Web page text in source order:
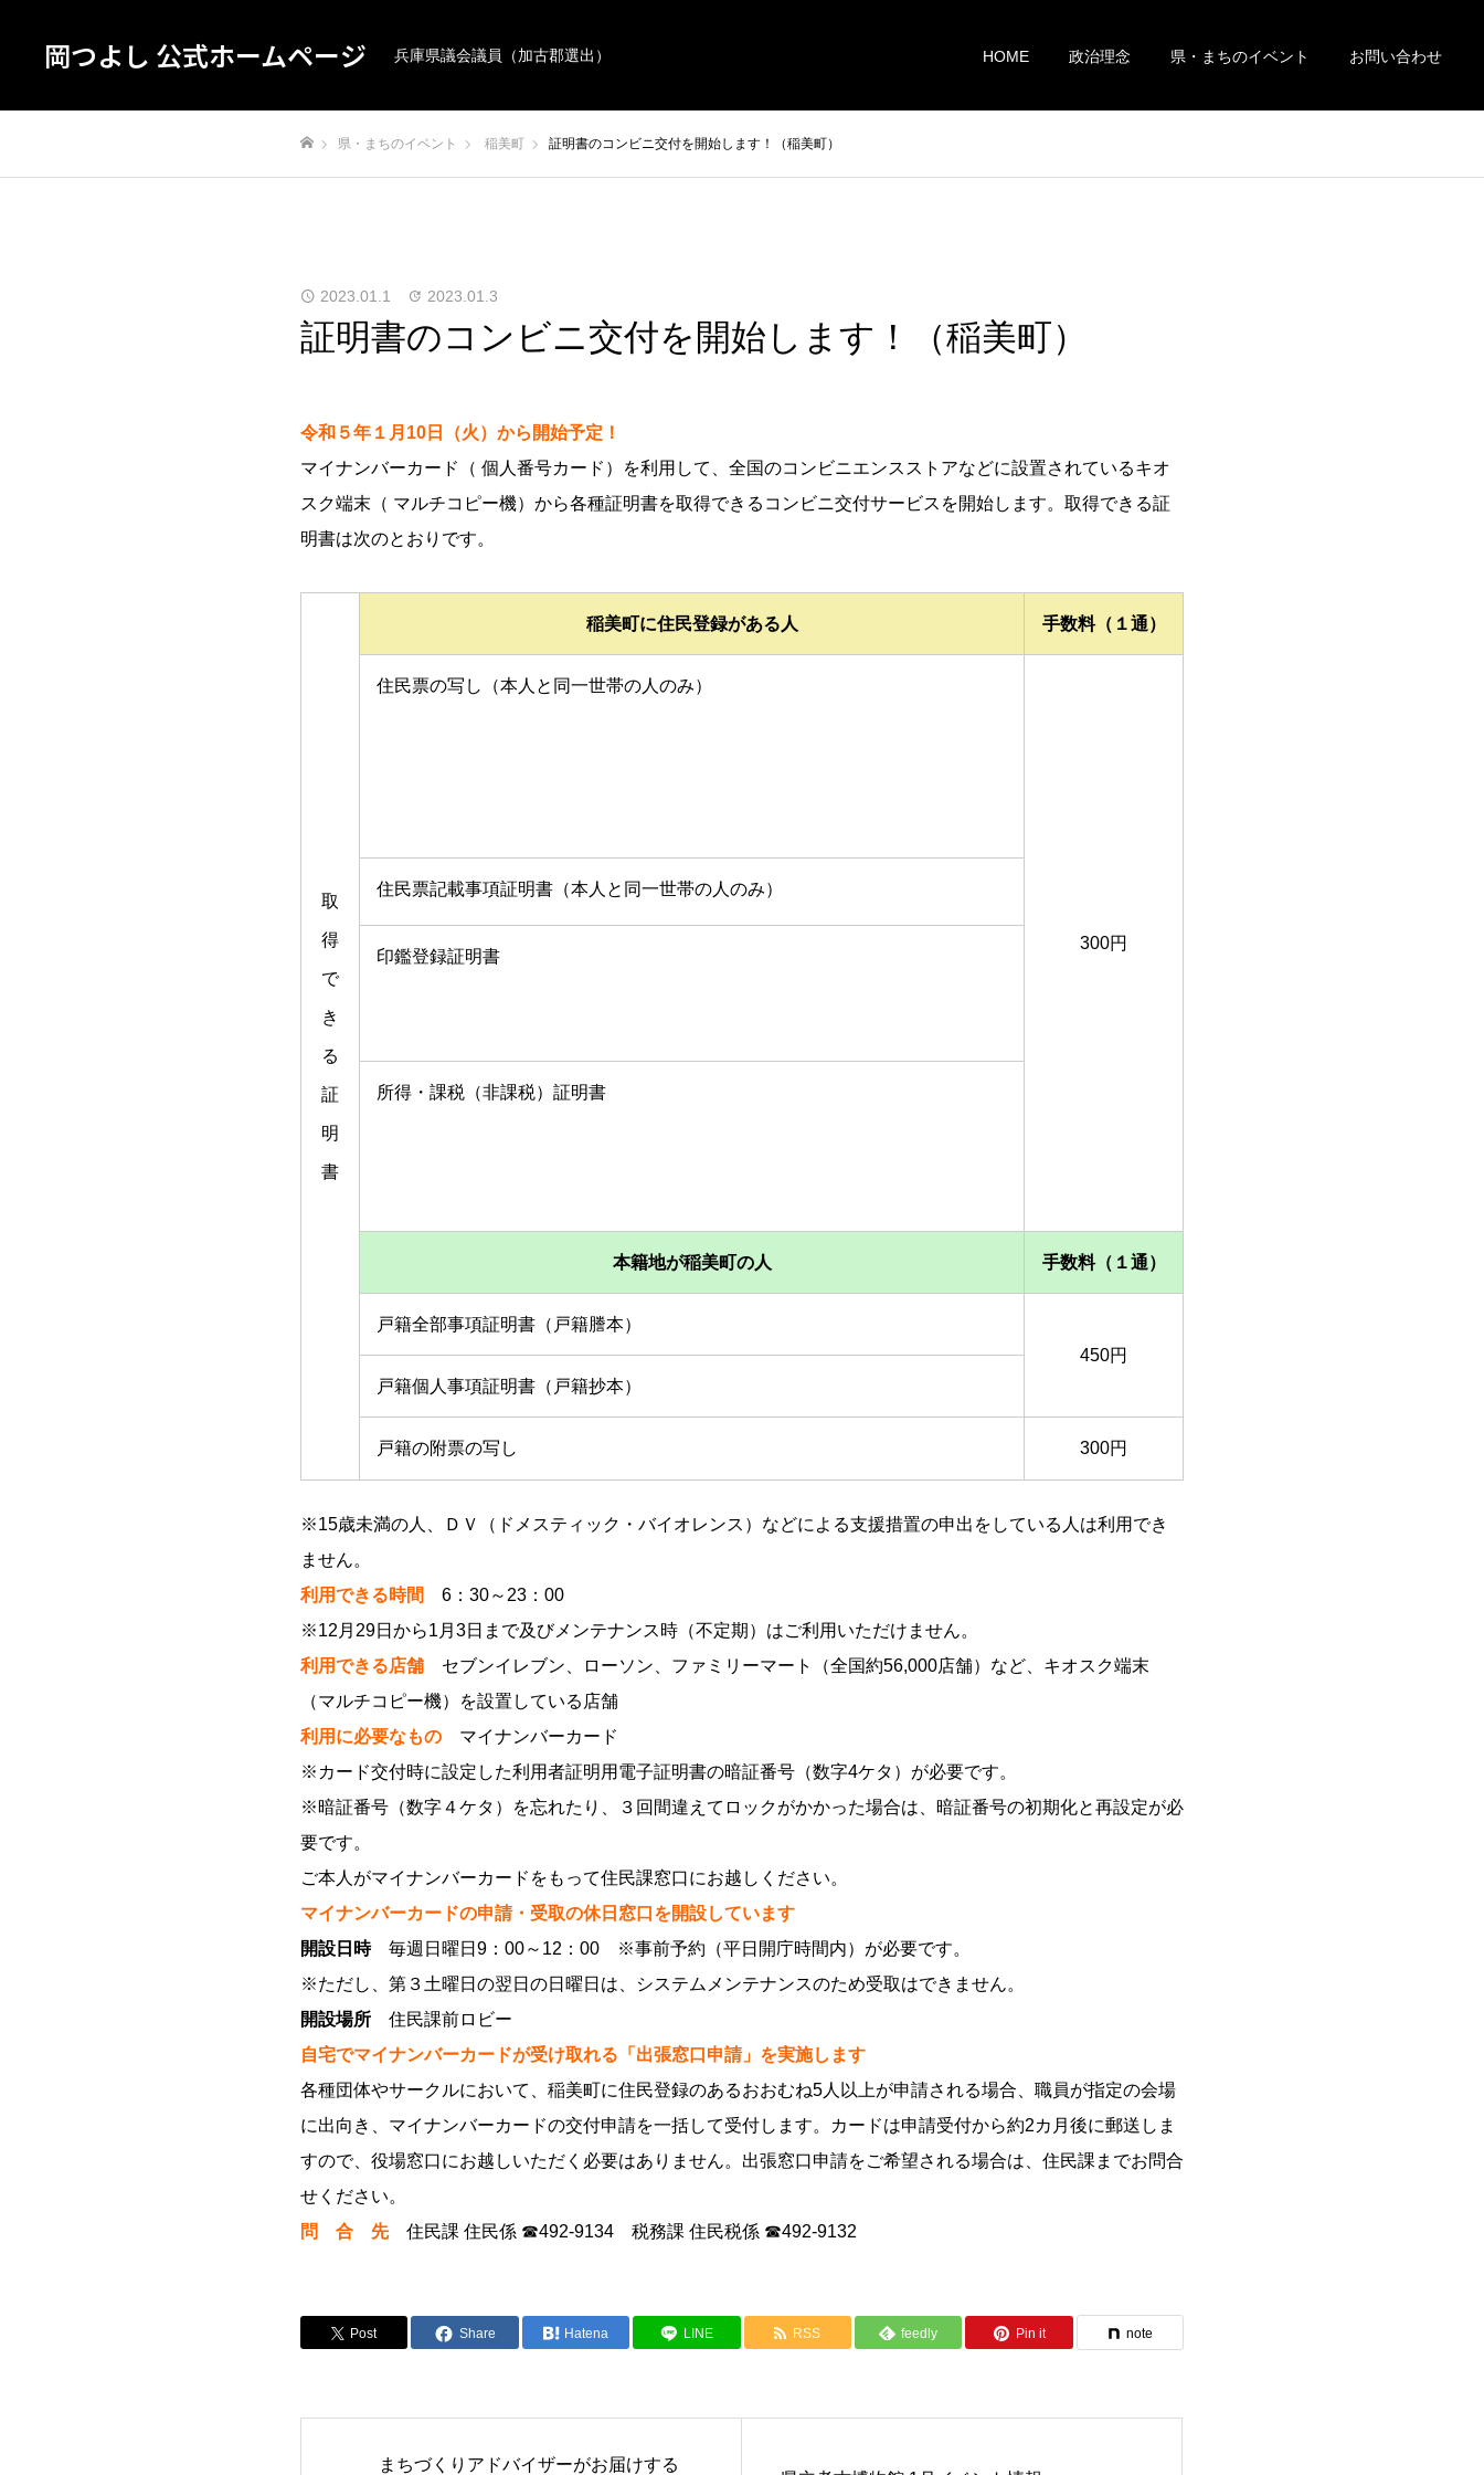
岡つよし 公式ホームページ 兵庫県議会議員（加古郡選出） HOME 政治理念 県・まちのイベント お問い合わせ
県・まちのイベント 稲美町 証明書のコンビニ交付を開始します！（稲美町）
2023.01.1 2023.01.3
証明書のコンビニ交付を開始します！（稲美町）
令和５年１月10日（火）から開始予定！
マイナンバーカード（ 個人番号カード）を利用して、全国のコンビニエンスストアなどに設置されているキオ
スク端末（ マルチコピー機）から各種証明書を取得できるコンビニ交付サービスを開始します。取得できる証
明書は次のとおりです。
取
得
で
き
る
証
明
書
稲美町に住民登録がある人 手数料（１通）
住民票の写し（本人と同一世帯の人のみ）
300円
住民票記載事項証明書（本人と同一世帯の人のみ）
印鑑登録証明書
所得・課税（非課税）証明書
本籍地が稲美町の人 手数料（１通）
戸籍全部事項証明書（戸籍謄本）
450円
戸籍個人事項証明書（戸籍抄本）
戸籍の附票の写し 300円
※15歳未満の人、ＤＶ（ドメスティック・バイオレンス）などによる支援措置の申出をしている人は利用でき
ません。
利用できる時間
6：30～23：00
※12月29日から1月3日まで及びメンテナンス時（不定期）はご利用いただけません。
利用できる店舗 セブンイレブン、ローソン、ファミリーマート（全国約56,000店舗）など、キオスク端末
（マルチコピー機）を設置している店舗
利用に必要なもの マイナンバーカード
※カード交付時に設定した利用者証明用電子証明書の暗証番号（数字4ケタ）が必要です。
※暗証番号（数字４ケタ）を忘れたり、３回間違えてロックがかかった場合は、暗証番号の初期化と再設定が必
要です。
ご本人がマイナンバーカードをもって住民課窓口にお越しください。
マイナンバーカードの申請・受取の休日窓口を開設しています
開設日時毎週日曜日9：00～12：00 ※事前予約（平日開庁時間内）が必要です。
※ただし、第３土曜日の翌日の日曜日は、システムメンテナンスのため受取はできません。
開設場所 住民課前ロビー
自宅でマイナンバーカードが受け取れる「出張窓口申請」を実施します
各種団体やサークルにおいて、稲美町に住民登録のあるおおむね5人以上が申請される場合、職員が指定の会場
に出向き、マイナンバーカードの交付申請を一括して受付します。カードは申請受付から約2カ月後に郵送しま
すので、役場窓口にお越しいただく必要はありません。出張窓口申請をご希望される場合は、住民課までお問合
せください。
問 合 先住民課 住民係 ☎492-9134 税務課 住民税係 ☎492-9132
Post Share Hatena LINE RSS feedly Pin it note
まちづくりアドバイザーがお届けする